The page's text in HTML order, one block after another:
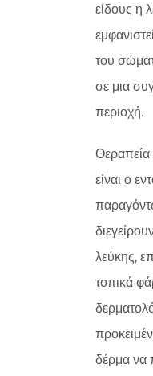
είδους η
του
σε μια
περιοχή.
είναι ο
λεύκης,
τοπικά
δέρμα να